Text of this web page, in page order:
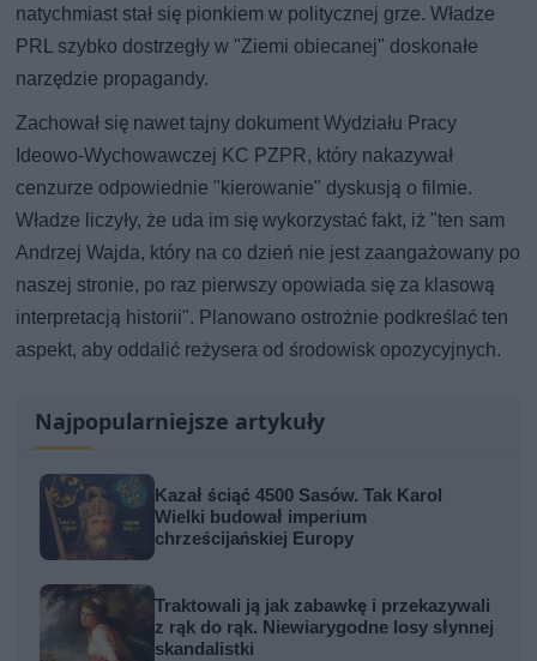
natychmiast stał się pionkiem w politycznej grze. Władze
PRL szybko dostrzegły w "Ziemi obiecanej" doskonałe
narzędzie propagandy.
Zachował się nawet tajny dokument Wydziału Pracy
Ideowo-Wychowawczej KC PZPR, który nakazywał
cenzurze odpowiednie "kierowanie" dyskusją o filmie.
Władze liczyły, że uda im się wykorzystać fakt, iż "ten sam
Andrzej Wajda, który na co dzień nie jest zaangażowany po
naszej stronie, po raz pierwszy opowiada się za klasową
interpretacją historii". Planowano ostrożnie podkreślać ten
aspekt, aby oddalić reżysera od środowisk opozycyjnych.
Najpopularniejsze artykuły
Kazał ściąć 4500 Sasów. Tak Karol
Wielki budował imperium
chrześcijańskiej Europy
Traktowali ją jak zabawkę i przekazywali
z rąk do rąk. Niewiarygodne losy słynnej
skandalistki